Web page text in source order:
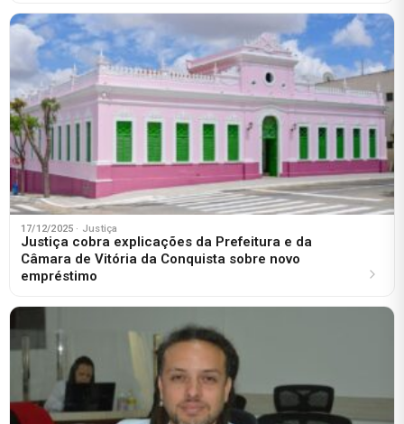
17/12/2025 · Justiça
Justiça cobra explicações da Prefeitura e da
Câmara de Vitória da Conquista sobre novo
empréstimo